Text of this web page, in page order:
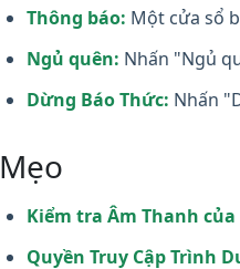
Thông báo: Một cửa sổ
Ngủ quên: Nhấn "Ngủ
Dừng Báo Thức: Nhấn
Mẹo
Kiểm tra Âm Thanh của
Quyền Truy Cập Trình